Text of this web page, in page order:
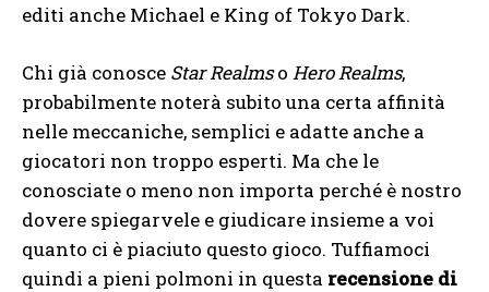
editi anche Michael e King of Tokyo Dark.
Chi già conosce Star Realmso Hero Realms,
probabilmente noterà subito una certa affinità
nelle meccaniche, semplici e adatte anche a
giocatori non troppo esperti. Ma che le
conosciate o meno non importa perché è nostro
dovere spiegarvele e giudicare insieme a voi
quanto ci è piaciuto questo gioco. Tuffiamoci
quindi a pieni polmoni in questa recensione di